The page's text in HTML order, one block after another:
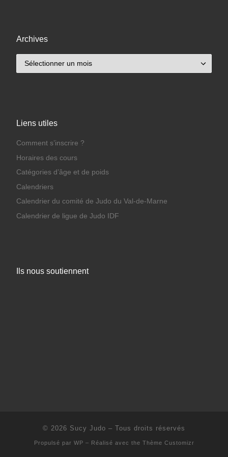
Archives
Liens utiles
Comment s’inscrire ?
Horaires des cours
Catégories d’âge et de poids
Calendriers
Calendrier du comité de Judo du Val-de-Marne
Calendrier de ligue de Judo IDF
Ils nous soutiennent
© 2026 Sucy Judo – Tous droits réservés
Propulsé par WP – Réalisé avec the Thème Customizr